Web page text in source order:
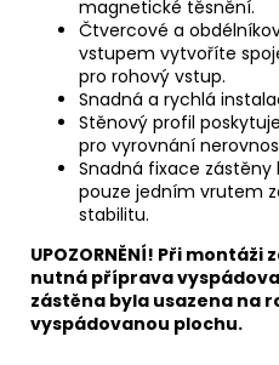
magnetické těsnění.
Čtvercové a
vstupem vytvoříte
pro rohový vstup.
Snadná a rychlá
Stěnový profil
pro vyrovnání
Snadná fixace
pouze jedním vrutem
stabilitu.
UPOZORNĚNÍ! Při
nutná příprava
zástěna byla usazena na
vyspádovanou plochu.